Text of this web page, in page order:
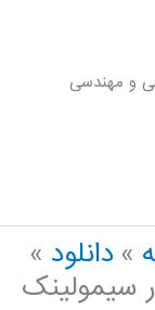
و مهندسی
دانلود
سیمولینک